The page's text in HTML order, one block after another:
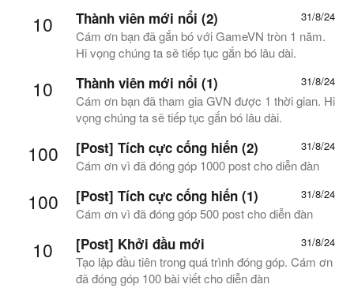
10 31/8/24
Thành viên mới nổi (2)
Cám ơn bạn đã gắn bó với GameVN tròn 1 năm.
Hi vọng chúng ta sẽ tiếp tục gắn bó lâu dài.
10 31/8/24
Thành viên mới nổi (1)
Cám ơn bạn đã tham gia GVN được 1 thời gian. Hi
vọng chúng ta sẽ tiếp tục gắn bó lâu dài.
100 31/8/24
[Post] Tích cực cống hiến (2)
Cám ơn vì đã đóng góp 1000 post cho diễn đàn
100 31/8/24
[Post] Tích cực cống hiến (1)
Cám ơn vì đã đóng góp 500 post cho diễn đàn
10 31/8/24
[Post] Khởi đầu mới
Tạo lập đầu tiên trong quá trình đóng góp. Cám ơn
đã đóng góp 100 bài viết cho diễn đàn